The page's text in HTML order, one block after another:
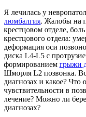
Я лечилась у
люмбалгия. Жалобы на
крестцовом отделе,
крестцового отдела:
деформация оси
диска L4-L5 с
формированием грыжи
Шморля L2 позвонка.
диагнозах и какое?
чувствительности в
лечение? Можно ли
диагнозах?